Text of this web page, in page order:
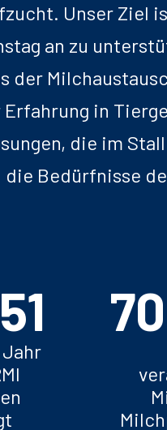
Unser Ziel
an zu
der
in
die im
die Bedürfnisse
150